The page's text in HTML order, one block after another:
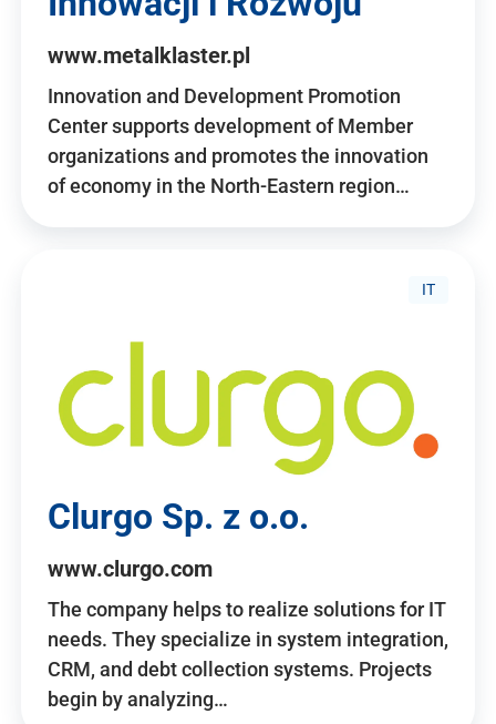
www.metalklaster.pl
Innovation and Development Promotion
Center supports development of Member
organizations and promotes the innovation
of economy in the North-Eastern region…
IT
Clurgo Sp. z o.o.
www.clurgo.com
The company helps to realize solutions for IT
needs. They specialize in system integration,
CRM, and debt collection systems. Projects
begin by analyzing…